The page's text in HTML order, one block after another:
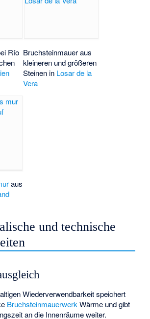
Río Bruchsteinmauer aus
kleineren und größeren
Steinen in Losar de la
Vera
aus
und technische
Wiederverwendbarkeit speichert
Bruchsteinmauerwerk Wärme und gibt
an die Innenräume weiter.